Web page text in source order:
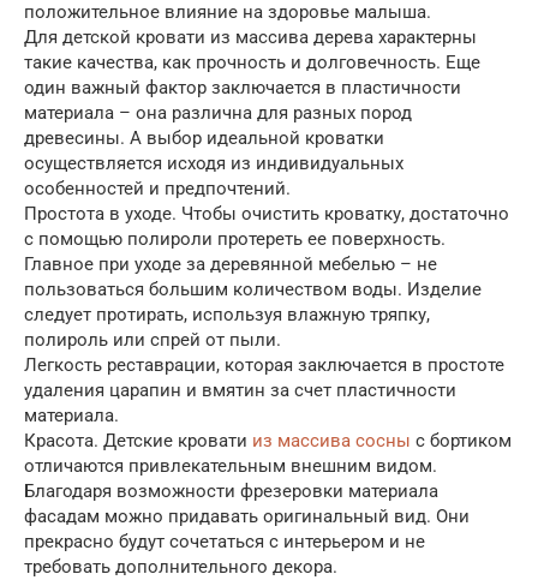
положительное влияние на здоровье малыша.
Для детской кровати из массива дерева характерны
такие качества, как прочность и долговечность. Еще
один важный фактор заключается в пластичности
материала – она различна для разных пород
древесины. А выбор идеальной кроватки
осуществляется исходя из индивидуальных
особенностей и предпочтений.
Простота в уходе. Чтобы очистить кроватку, достаточно
с помощью полироли протереть ее поверхность.
Главное при уходе за деревянной мебелью – не
пользоваться большим количеством воды. Изделие
следует протирать, используя влажную тряпку,
полироль или спрей от пыли.
Легкость реставрации, которая заключается в простоте
удаления царапин и вмятин за счет пластичности
материала.
Красота. Детские кровати из массива сосны с бортиком
отличаются привлекательным внешним видом.
Благодаря возможности фрезеровки материала
фасадам можно придавать оригинальный вид. Они
прекрасно будут сочетаться с интерьером и не
требовать дополнительного декора.